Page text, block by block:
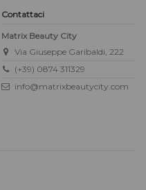
Contattaci
Matrix Beauty City
Via Giuseppe Garibaldi, 222
(+39) 0874 311329
info@matrixbeautycity.com